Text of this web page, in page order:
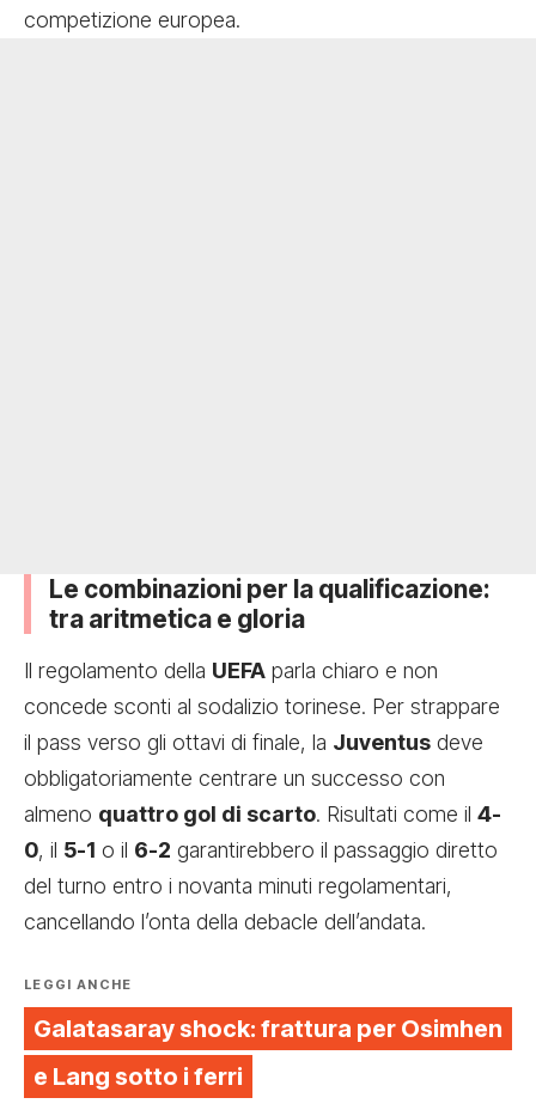
competizione europea.
Le combinazioni per la qualificazione:
tra aritmetica e gloria
Il regolamento della UEFA parla chiaro e non
concede sconti al sodalizio torinese. Per strappare
il pass verso gli ottavi di finale, la Juventus deve
obbligatoriamente centrare un successo con
almeno quattro gol di scarto. Risultati come il 4-
0, il 5-1 o il 6-2 garantirebbero il passaggio diretto
del turno entro i novanta minuti regolamentari,
cancellando l’onta della debacle dell’andata.
LEGGI ANCHE
Galatasaray shock: frattura per Osimhen
e Lang sotto i ferri